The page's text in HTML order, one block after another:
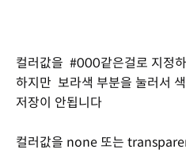
컬러값을 #000같은걸로 지정
하지만 보라색 부분을 눌러서
저장이 안됩니다
컬러값을 none 또는